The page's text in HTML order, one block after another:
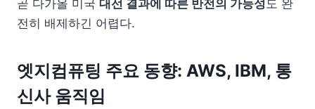
곧 다가올 미국 대선 결과에 따른 반전의 가능성 도 완
전히 배제하긴 어렵다.
엣지컴퓨팅 주요 동향: AWS, IBM, 통
신사 움직임